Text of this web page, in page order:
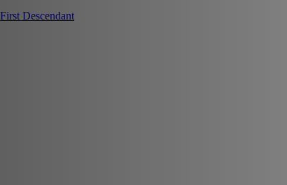
First Descendant